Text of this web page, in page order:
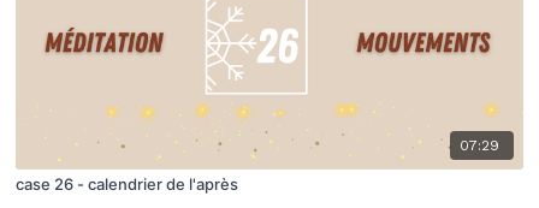
07:29
case 26 - calendrier de l'après